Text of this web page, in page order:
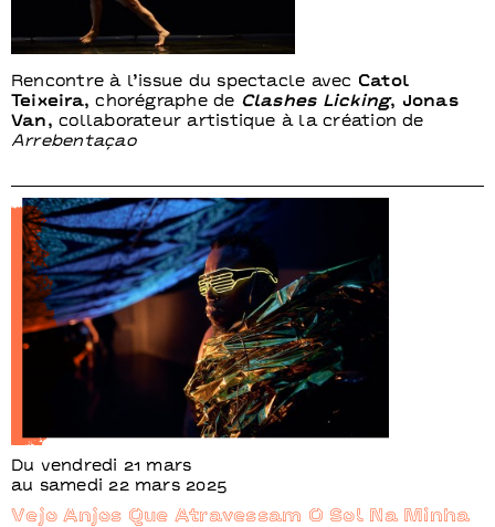
Rencontre à l’issue du spectacle avec Catol
Teixeira, chorégraphe de Clashes Licking, Jonas
Van , collaborateur artistique à la création de
Arrebentaçao
Du vendredi 21 mars
au samedi 22 mars 2025
Vejo Anjos Que Atravessam O Sol Na Minha